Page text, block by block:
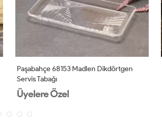
Paşabahçe 68153 Madlen Dikdörtgen
Servis Tabağı
Üyelere Özel